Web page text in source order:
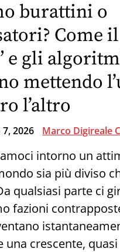
(e
non
arriverà
mai):
una
piccola
lezione
per
voi
che
ci
avete
creduto
ancora
burattini o
Come il
e gli
mettendo
l’altro
2026 Marco Digireale
intorno un
sia più diviso
qualsiasi parte ci
fazioni
una crescente, quasi